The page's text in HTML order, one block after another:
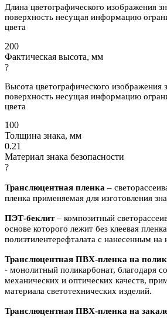
Длина цветографического изображения
поверхность несущая информацию
цвета
200
Фактическая высота, мм
?
Высота цветографического изображения
поверхность несущая информацию
цвета
100
Толщина знака, мм
0.21
Материал знака безопасности
?
Транслюцентная пленка –
пленка применяемая для изготовления
ПЭТ-беклит– композитный
основе которого лежит без клеевая
полиэтилентерефталата с нанесенным
Транслюцентная ПВХ-пленка на
- монолитный поликарбонат, благодаря
механических и оптических качеств,
материала светотехнических изделий.
Транслюцентная ПВХ-пленка на